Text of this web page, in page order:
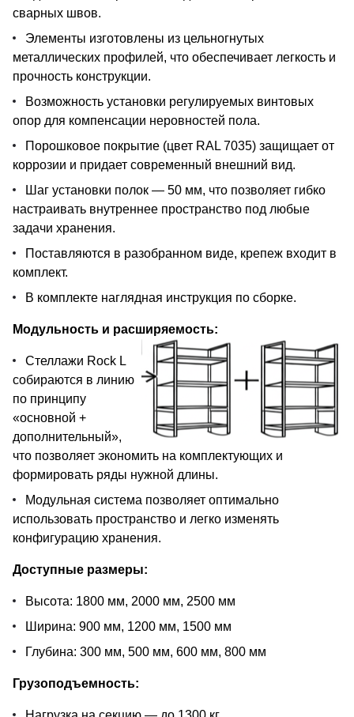
сварных швов.
Элементы изготовлены из цельногнутых
металлических профилей, что обеспечивает легкость и
прочность конструкции.
Возможность установки регулируемых винтовых
опор для компенсации неровностей пола.
Порошковое покрытие (цвет RAL 7035) защищает от
коррозии и придает современный внешний вид.
Шаг установки полок — 50 мм, что позволяет гибко
настраивать внутреннее пространство под любые
задачи хранения.
Поставляются в разобранном виде, крепеж входит в
комплект.
В комплекте наглядная инструкция по сборке.
Модульность и расширяемость:
Стеллажи Rock L
собираются в линию
по принципу
«основной +
дополнительный»,
что позволяет экономить на комплектующих и
формировать ряды нужной длины.
Модульная система позволяет оптимально
использовать пространство и легко изменять
конфигурацию хранения.
Доступные размеры:
Высота: 1800 мм, 2000 мм, 2500 мм
Ширина: 900 мм, 1200 мм, 1500 мм
Глубина: 300 мм, 500 мм, 600 мм, 800 мм
Грузоподъемность: